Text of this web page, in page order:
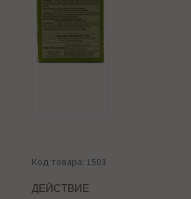
Код товара: 1503
ДЕЙСТВИЕ